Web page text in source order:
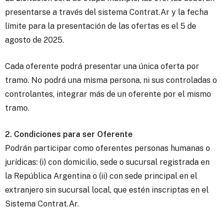
presentarse a través del sistema Contrat.Ar y la fecha
límite para la presentación de las ofertas es el 5 de
agosto de 2025.
Cada oferente podrá presentar una única oferta por
tramo. No podrá una misma persona, ni sus controladas o
controlantes, integrar más de un oferente por el mismo
tramo.
2. Condiciones para ser Oferente
Podrán participar como oferentes personas humanas o
jurídicas: (i) con domicilio, sede o sucursal registrada en
la República Argentina o (ii) con sede principal en el
extranjero sin sucursal local, que estén inscriptas en el
Sistema Contrat.Ar.